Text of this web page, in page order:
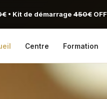
• Kit de démarrage450€
Centre Formation